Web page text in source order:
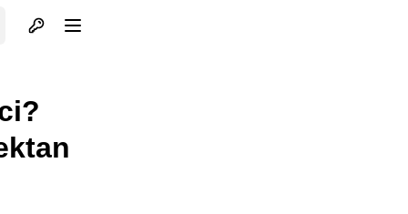
Otvori profil